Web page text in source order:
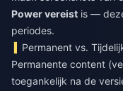
Power vereist is —
periodes.
Permanent vs.
Permanente content
toegankelijk na de